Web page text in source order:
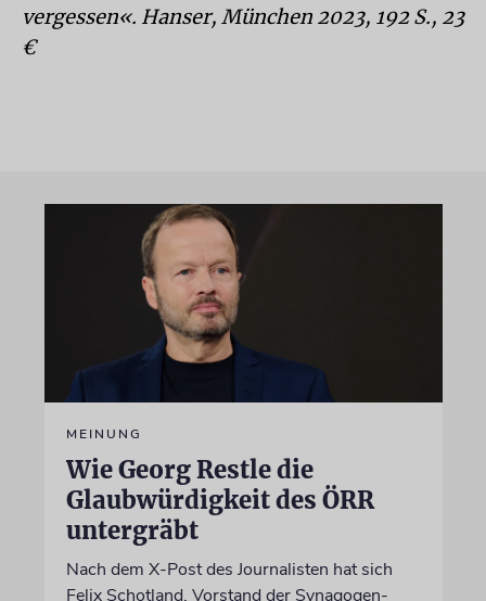
vergessen«. Hanser, München 2023, 192 S., 23
€
MEINUNG
Wie Georg Restle die
Glaubwürdigkeit des ÖRR
untergräbt
Nach dem X-Post des Journalisten hat sich
Felix Schotland, Vorstand der Synagogen-